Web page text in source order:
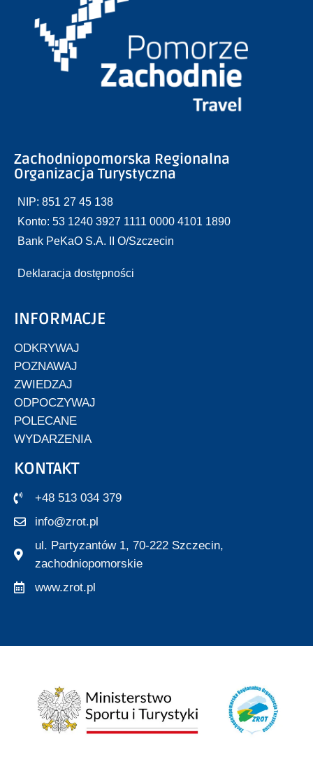
Zachodniopomorska Regionalna
Organizacja Turystyczna
NIP: 851 27 45 138
Konto: 53 1240 3927 1111 0000 4101 1890
Bank PeKaO S.A. II O/Szczecin
Deklaracja dostępności
INFORMACJE
ODKRYWAJ
POZNAWAJ
ZWIEDZAJ
ODPOCZYWAJ
POLECANE
WYDARZENIA
KONTAKT
+48 513 034 379
info@zrot.pl
ul. Partyzantów 1, 70-222 Szczecin,
zachodniopomorskie
www.zrot.pl